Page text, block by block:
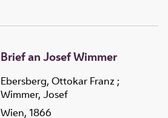
Brief an Josef Wimmer
Ebersberg, Ottokar Franz ;
Wimmer, Josef
Wien, 1866